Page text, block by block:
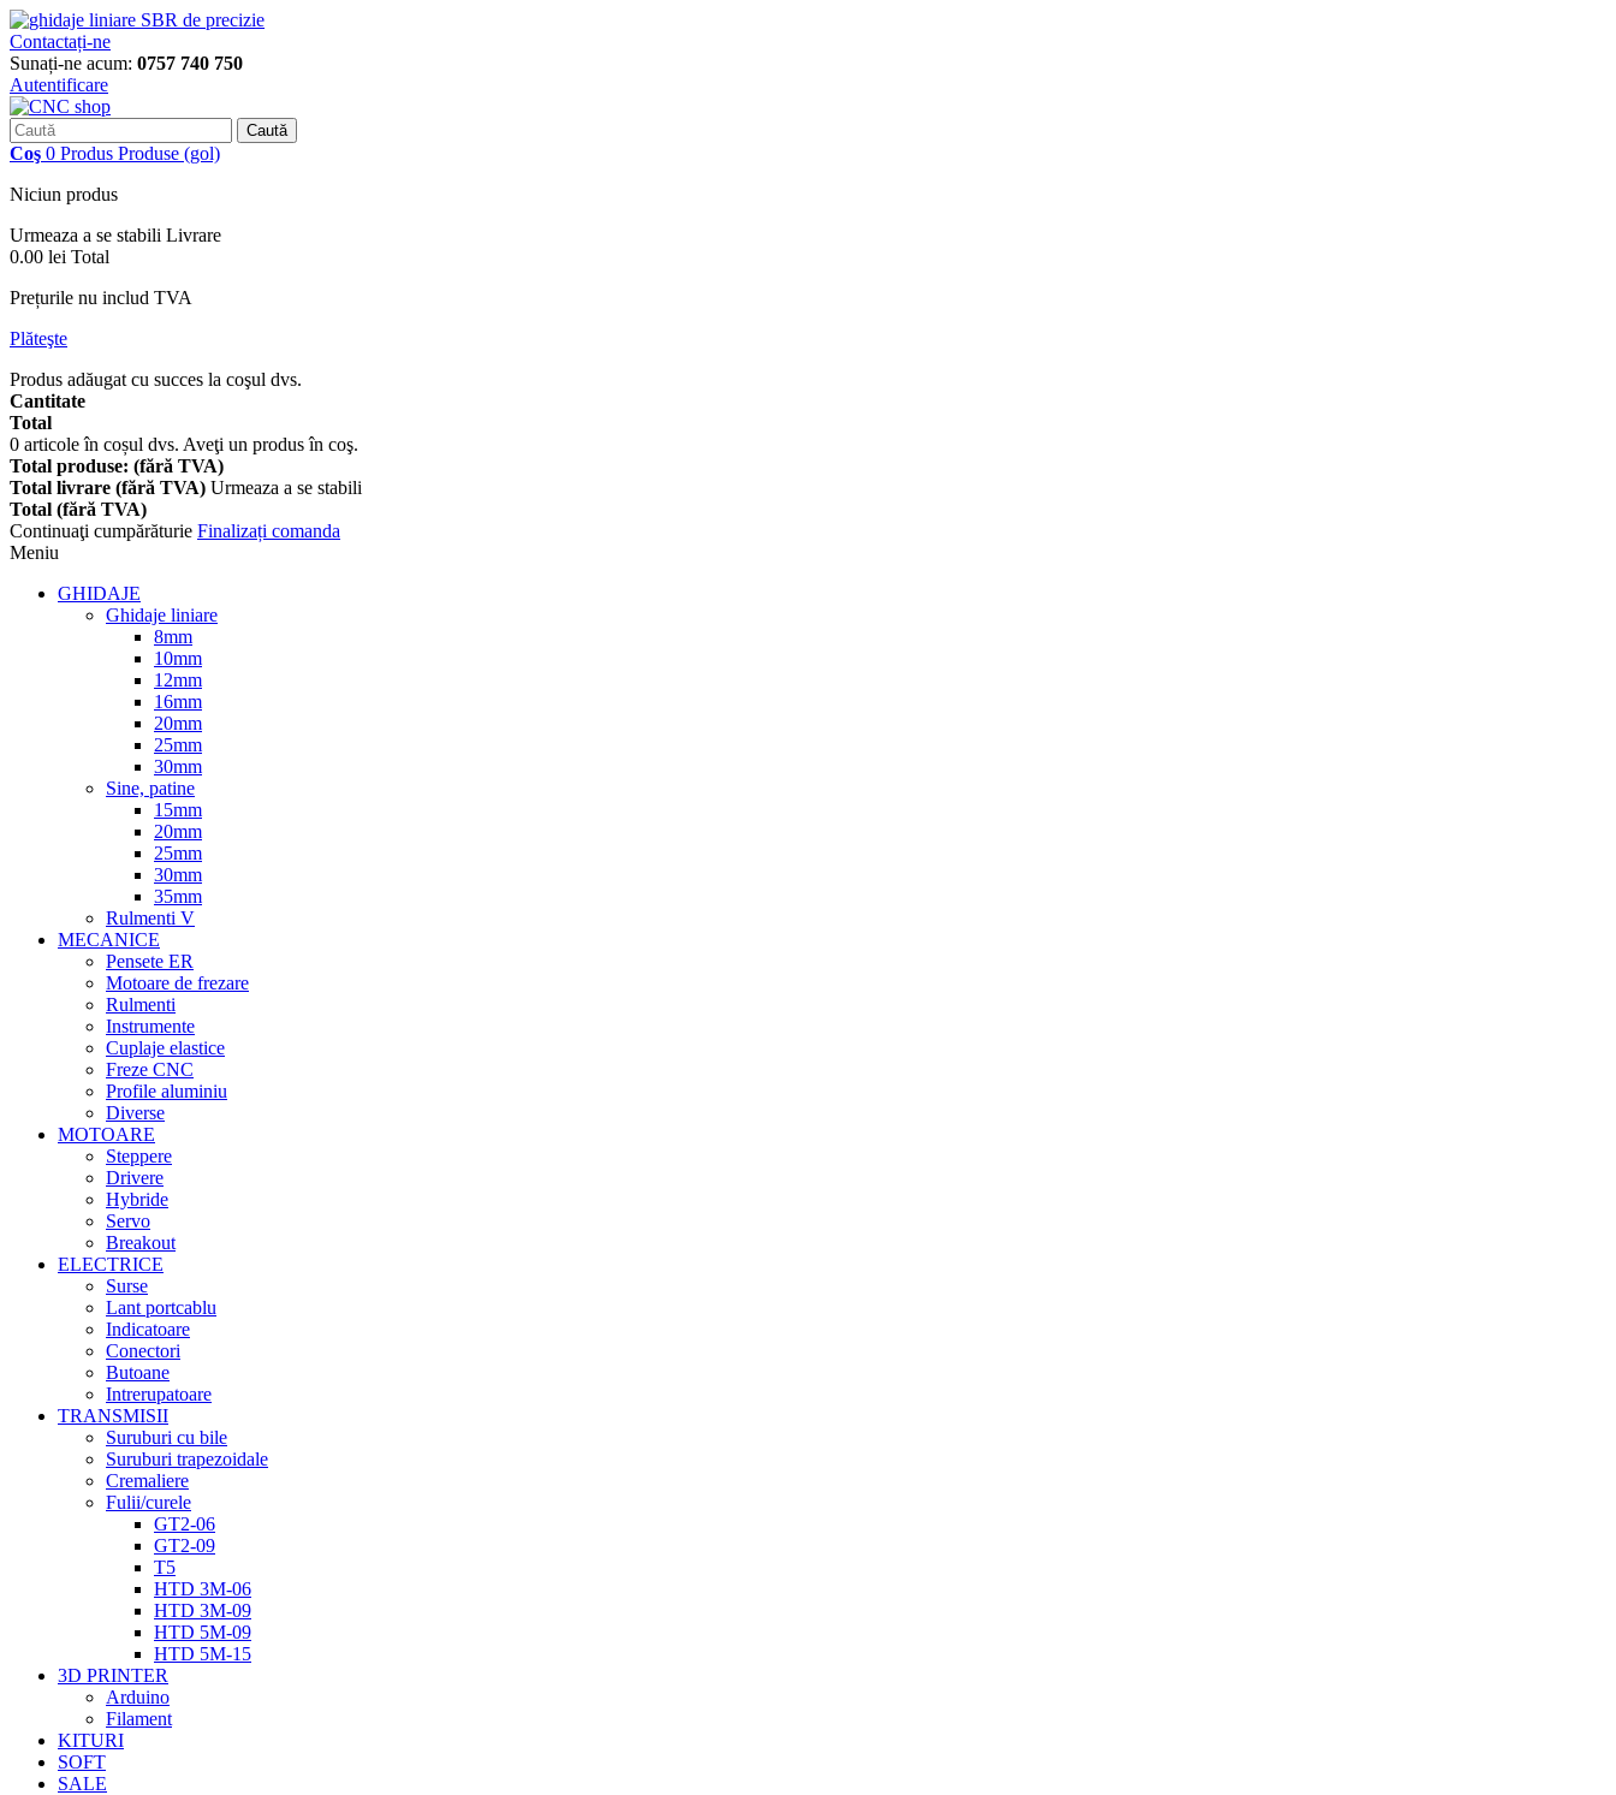
Contactați-ne
Sunați-ne acum: 0757 740 750
Autentificare
Caută
Coş 0 Produs Produse (gol)
Niciun produs
Urmeaza a se stabili Livrare
0.00 lei Total
Prețurile nu includ TVA
Plăteşte
Produs adăugat cu succes la coşul dvs.
Cantitate
Total
0 articole în coșul dvs. Aveţi un produs în coş.
Total produse: (fără TVA)
Total livrare (fără TVA) Urmeaza a se stabili
Total (fără TVA)
Continuaţi cumpărăturie Finalizați comanda
Meniu
GHIDAJE
Ghidaje liniare
8mm
10mm
12mm
16mm
20mm
25mm
30mm
Sine, patine
15mm
20mm
25mm
30mm
35mm
Rulmenti V
MECANICE
Pensete ER
Motoare de frezare
Rulmenti
Instrumente
Cuplaje elastice
Freze CNC
Profile aluminiu
Diverse
MOTOARE
Steppere
Drivere
Hybride
Servo
Breakout
ELECTRICE
Surse
Lant portcablu
Indicatoare
Conectori
Butoane
Intrerupatoare
TRANSMISII
Suruburi cu bile
Suruburi trapezoidale
Cremaliere
Fulii/curele
GT2-06
GT2-09
T5
HTD 3M-06
HTD 3M-09
HTD 5M-09
HTD 5M-15
3D PRINTER
Arduino
Filament
KITURI
SOFT
SALE